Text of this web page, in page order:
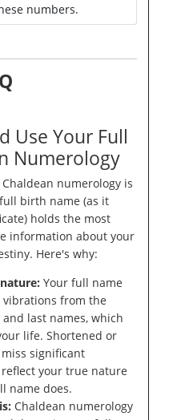
numbers.
Use Your Full
Numerology
numerology is
birth name (as it
holds the most
information about your
Here's why:
Your full name
from the
last names, which
life. Shortened or
significant
your true nature
name does.
Chaldean numerology